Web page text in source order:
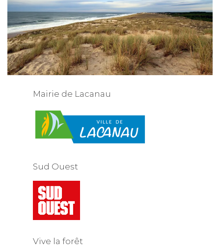
Mairie de Lacanau
Sud Ouest
Vive la forêt